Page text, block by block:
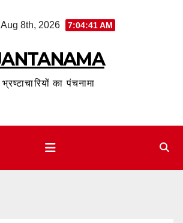
8th, 2026 7:04:42 AM
भ्रष्टाचारियों का पंचनामा